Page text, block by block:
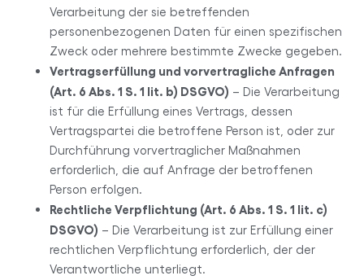
Verarbeitung der sie betreffenden
personenbezogenen Daten für einen spezifischen
Zweck oder mehrere bestimmte Zwecke gegeben.
Vertragserfüllung und vorvertragliche Anfragen
(Art. 6 Abs. 1 S. 1 lit. b) DSGVO) – Die Verarbeitung
ist für die Erfüllung eines Vertrags, dessen
Vertragspartei die betroffene Person ist, oder zur
Durchführung vorvertraglicher Maßnahmen
erforderlich, die auf Anfrage der betroffenen
Person erfolgen.
Rechtliche Verpflichtung (Art. 6 Abs. 1 S. 1 lit. c)
DSGVO) – Die Verarbeitung ist zur Erfüllung einer
rechtlichen Verpflichtung erforderlich, der der
Verantwortliche unterliegt.